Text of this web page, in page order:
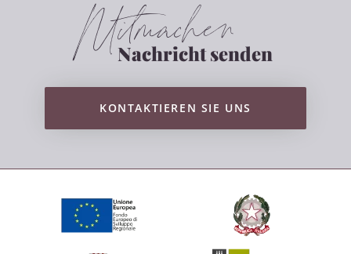
Mitmachen
Nachricht senden
KONTAKTIEREN SIE UNS